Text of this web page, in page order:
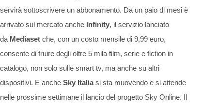
servirà sottoscrivere un abbonamento. Da un paio di mesi è
arrivato sul mercato anche Infinity, il servizio lanciato
da Mediaset che, con un costo mensile di 9,99 euro,
consente di fruire degli oltre 5 mila film, serie e fiction in
catalogo, non solo sulle smart tv, ma anche su altri
dispositivi. E anche Sky Italiasi sta muovendo e si attende
nelle prossime settimane il lancio del progetto Sky Online. Il